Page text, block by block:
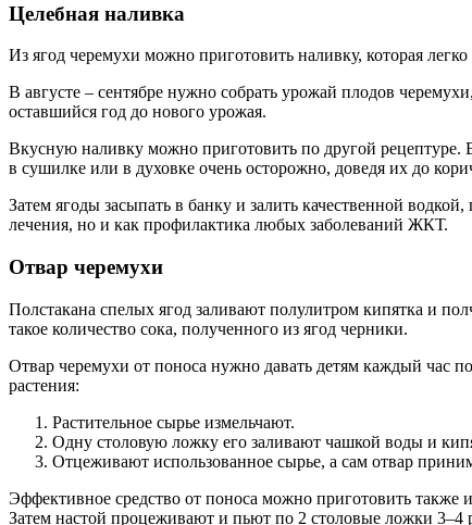
Целебная наливка
Из ягод черемухи можно приготовить наливку, которая
В августе – сентябре нужно собрать урожай плодов
оставшийся год до нового урожая.
Вкусную наливку можно приготовить по другой рецептуре.
в сушилке или в духовке очень осторожно, доведя их до
Затем ягоды засыпать в банку и залить качественной
лечения, но и как профилактика любых заболеваний ЖКТ.
Отвар черемухи
Полстакана спелых ягод заливают полулитром кипятка и
такое количество сока, полученного из ягод черники.
Отвар черемухи от поноса нужно давать детям каждый час
растения:
Растительное сырье измельчают.
Одну столовую ложку его заливают чашкой воды и
Отцеживают использованное сырье, а сам отвар
Эффективное средство от поноса можно приготовить также
Затем настой процеживают и пьют по 2 столовые ложки 3–4